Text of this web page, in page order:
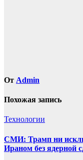
От Admin
Похожая запись
Технологии
СМИ: Трамп ни
Ираном без ядерной